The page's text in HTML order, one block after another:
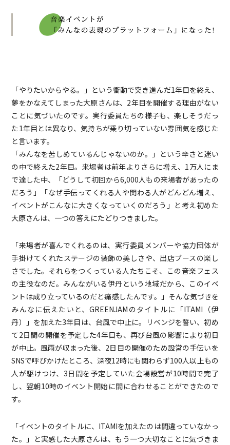
「やりたいからやる。」という衝動で突き進んだ1年目を終え、
夢をかなえてしまった大原さんは、2年目を開催する理由がない
ことに気づいたのです。実行委員たちの様子も、楽しそうだっ
た1年目とは異なり、気持ちが乗り切っていない雰囲気を感じた
と言います。
「みんなを苦しめているんじゃないのか。」という辛さと迷い
の中で終えた2年目。来場者は前年よりさらに増え、1万人にま
で達した中、「どうして初回から6,000人もの来場者があったの
だろう」「なぜ手伝ってくれる人や関わる人がどんどん増え、
イベントがこんなに大きくなっていくのだろう」と考え初めた
大原さんは、一つの答えにたどりつきました。
「来場者が喜んでくれるのは、実行委員メンバーや協力団体が
手掛けてくれたステージの装飾の美しさや、出店ブースの楽し
さでした。それらをつくっている人たちこそ、この音楽フェス
の主役なのだ。みんながいる伊丹という地域だから、このイベ
ントは成り立っているのだと痛感したんです。」そんな気づきを
みんなに伝えたいと、GREENJAMのタイトルに「ITAMI（伊
丹）」を加えた3年目は、台風で中止に。リベンジを誓い、初め
て2日間の開催を予定した4年目も、再び台風の影響により初日
が中止。風雨が収まった後、2日目の開催のため設営の手伝いを
SNSで呼びかけたところ、深夜12時にも関わらず100人以上もの
人が駆けつけ、3日間を予定していた会場設営が10時間で完了
し、翌朝10時のイベント開始に間に合わせることができたので
す。
「イベントのタイトルに、ITAMIを加えたのは間違っていなかっ
た。」と実感した大原さんは、もう一つ大切なことに気づきま